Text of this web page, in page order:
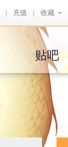
充值 收藏
收藏
贴吧